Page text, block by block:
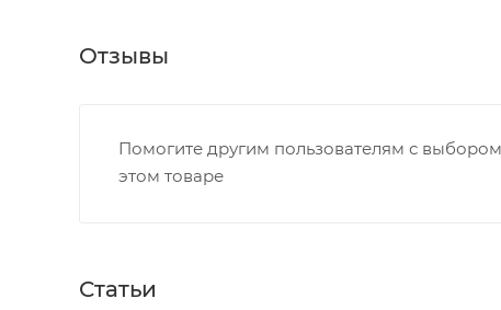
Отзывы
Помогите другим пользователям с
этом товаре
Статьи